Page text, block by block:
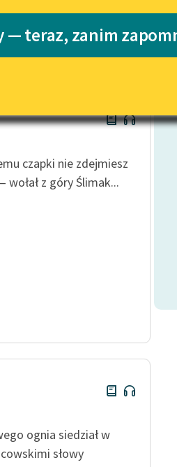
szkolne i klasyka
do słuchania dla
lektur szkolnych i
do słuchania dla
inspiracje.
skandynawskiej
Katalog
Katalog
— teraz, zanim
czapki nie zdejmiesz
z góry Ślimak...
ognia siedział w
słowy